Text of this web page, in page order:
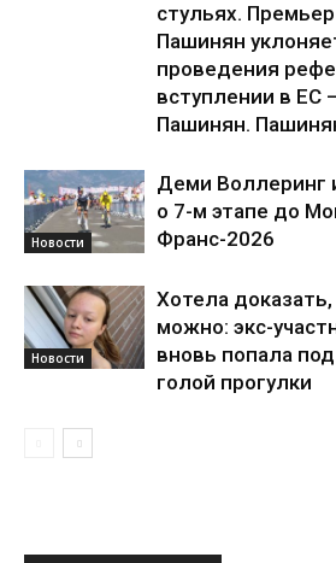
стульях.
Пашинян
проведения
вступлении в ЕС
Пашинян.
Новости
Деми Воллеринг
о 7-м этапе до
Франс-2026
Новости
Хотела
можно: экс-
вновь попала
голой прогулки